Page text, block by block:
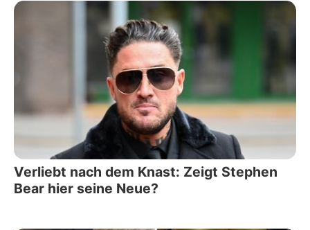
Verliebt nach dem Knast: Zeigt Stephen
Bear hier seine Neue?